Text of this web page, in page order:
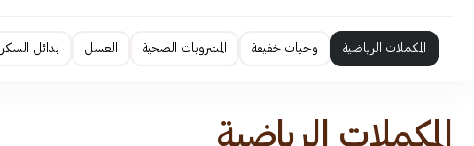
المكملات الرياضية وجبات خفيفة المشروبات الصحية العسل بدائل السكر
المكملات الرياضية